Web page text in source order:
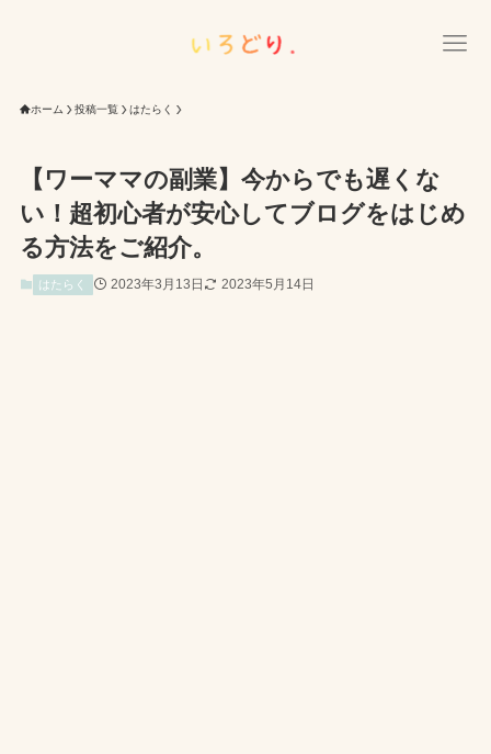
ホーム 投稿一覧 はたらく
【ワーママの副業】今からでも遅くな
い！超初心者が安心してブログをはじめ
る方法をご紹介。
はたらく 2023年3月13日 2023年5月14日